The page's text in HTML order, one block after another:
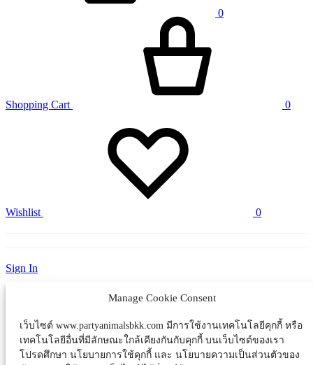
Manage Cookie Consent
เว็บไซต์ www.partyanimalsbkk.com มีการใช้งานเทคโนโลยีคุกกี้ หรือ
เทคโนโลยีอื่นที่มีลักษณะใกล้เคียงกันกับคุกกี้ บนเว็บไซต์ของเรา
โปรดศึกษา นโยบายการใช้คุกกี้ และ นโยบายความเป็นส่วนตัวของ
0
Shopping Cart 0
Wishlist 0
Sign In
INSTRAGRAM
YOUTUBE
Back to top